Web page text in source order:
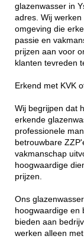
glazenwasser in
adres. Wij
omgeving die
passie en
prijzen aan voor
klanten tevreden
Erkend met KVK
Wij begrijpen dat
erkende
professionele
betrouwbare
vakmanschap
hoogwaardige
prijzen.
Ons
hoogwaardige en
bieden aan
werken alleen